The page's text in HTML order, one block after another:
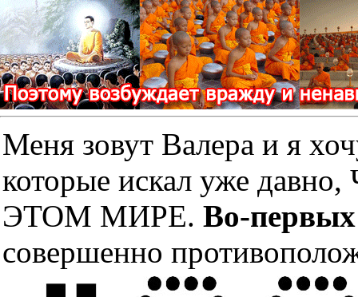
Меня зовут Валера и я
которые искал уже
ЭТОМ МИРЕ. Во-первых
совершенно